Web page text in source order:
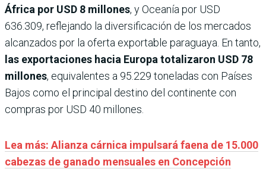
África por USD 8 millones, y Oceanía por USD
636.309, reflejando la diversificación de los mercados
alcanzados por la oferta exportable paraguaya. En tanto,
las exportaciones hacia Europa totalizaron USD 78
millones, equivalentes a 95.229 toneladas con Países
Bajos como el principal destino del continente con
compras por USD 40 millones.
Lea más: Alianza cárnica impulsará faena de 15.000
cabezas de ganado mensuales en Concepción